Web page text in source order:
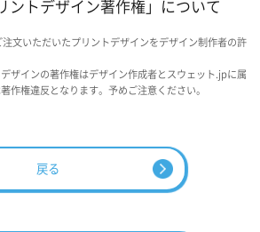
ントデザイン著作権」について
文いただいたプリントデザインをデザイン制作者の許
ザインの著作権はデザイン作成者とスウェット.jpに属
作権違反となります。予めご注意ください。
戻る